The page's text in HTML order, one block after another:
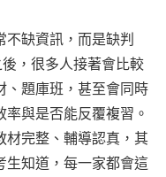
不缺資訊，而是缺判
，很多人接著會比較
、題庫班，甚至會同時
與是否能反覆複習。
材完整、輔導認真，其
生知道，每一家都會這